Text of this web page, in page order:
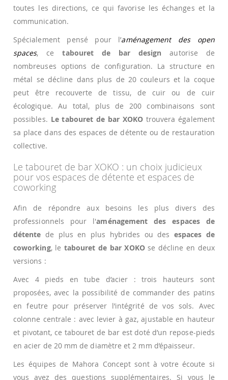
toutes les directions, ce qui favorise les échanges et la
communication.
Spécialement pensé pour l’aménagement des open
spaces, cetabouret de bar design autorise de
nombreuses options de configuration. La structure en
métal se décline dans plus de 20 couleurs et la coque
peut être recouverte de tissu, de cuir ou de cuir
écologique. Au total, plus de 200 combinaisons sont
possibles. Le tabouret de bar XOKO trouvera également
sa place dans des espaces de détente ou de restauration
collective.
Le tabouret de bar XOKO : un choix judicieux
pour vos espaces de détente et espaces de
coworking
Afin de répondre aux besoins les plus divers des
professionnels pour l'aménagement des espaces de
détente de plus en plus hybrides ou des espaces de
coworking, le tabouret de bar XOKOse décline en deux
versions :
Avec 4 pieds en tube d’acier : trois hauteurs sont
proposées, avec la possibilité de commander des patins
en feutre pour préserver l’intégrité de vos sols. Avec
colonne centrale : avec levier à gaz, ajustable en hauteur
et pivotant, ce tabouret de bar est doté d’un repose-pieds
en acier de 20 mm de diamètre et 2 mm d’épaisseur.
Les équipes de Mahora Concept sont à votre écoute si
vous avez des questions supplémentaires. Si vous le